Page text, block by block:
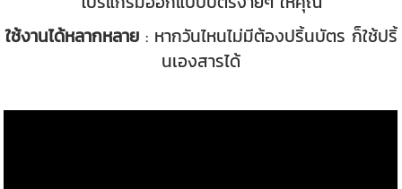
ใช้งานได้หลากหลาย: หากวันไหนไม่มีต้องปริ้นบัตร ก็ใช้ปริ้
นเองสารได้